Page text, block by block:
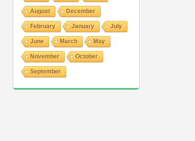
August December
February January July
June March May
November October
September